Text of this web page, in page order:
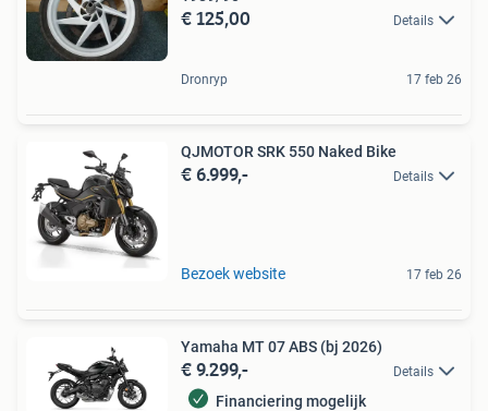
€ 125,00 Details
Dronryp 17 feb 26
QJMOTOR SRK 550 Naked Bike
€ 6.999,- Details
Bezoek website 17 feb 26
Yamaha MT 07 ABS (bj 2026)
€ 9.299,- Details
Financiering mogelijk